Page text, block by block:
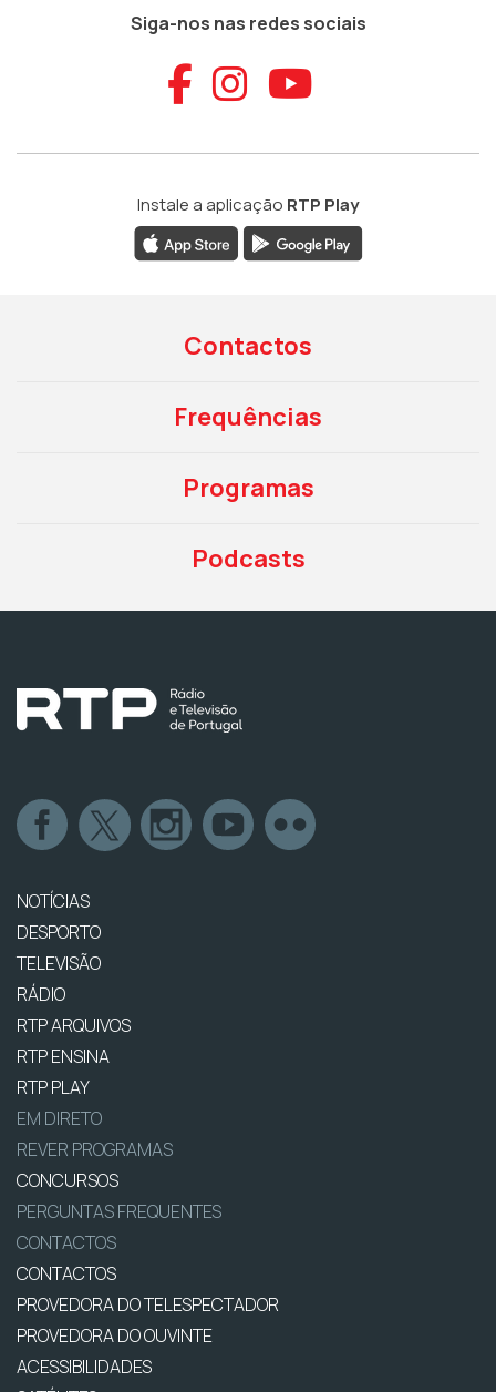
Siga-nos nas redes sociais
Aceder ao
Aceder ao
Aceder
Instale a aplicação RTP Play
Contactos
Frequências
Programas
Podcasts
NOTÍCIAS
DESPORTO
TELEVISÃO
RÁDIO
RTP ARQUIVOS
RTP ENSINA
RTP PLAY
EM DIRETO
REVER PROGRAMAS
CONCURSOS
PERGUNTAS FREQUENTES
CONTACTOS
CONTACTOS
PROVEDORA DO TELESPECTADOR
PROVEDORA DO OUVINTE
ACESSIBILIDADES